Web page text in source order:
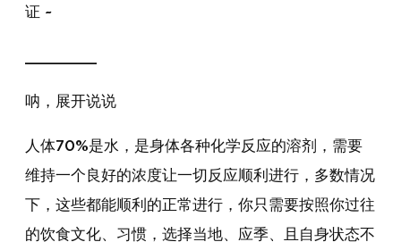
证 ~
呐，展开说说
人体70%是水，是身体各种化学反应的溶剂，需要
维持一个良好的浓度让一切反应顺利进行，多数情况
下，这些都能顺利的正常进行，你只需要按照你过往
的饮食文化、习惯，选择当地、应季、且自身状态不